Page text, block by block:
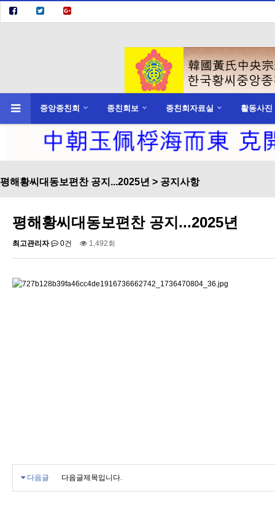
중앙종친회 종친회보 종친회자료실
활동사진
평해황씨대동보편찬 공지...2025년 > 공지사항
평해황씨대동보편찬 공지...2025년
최고관리자 0건 1,492회
다음글 다음글제목입니다.